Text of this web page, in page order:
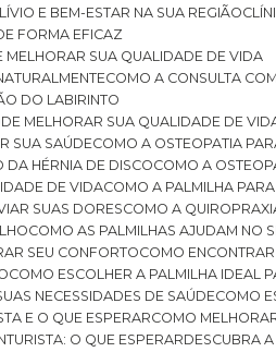
E BEM-ESTAR NA SUA REGIÃO
FORMA EFICAZ
MELHORAR SUA QUALIDADE DE VIDA
COMO A CONSULTA
DO LABIRINTO
MELHORAR SUA QUALIDADE DE
SUA SAÚDE
COMO A OSTEOPATIA
DA HÉRNIA DE DISCO
COMO A
DE VIDA
COMO A PALMILHA
SUAS DORES
COMO A
COMO AS PALMILHAS AJUDAM NO
SEU CONFORTO
COMO
COMO ESCOLHER A PALMILHA IDEAL
NECESSIDADES DE SAÚDE
COMO
E O QUE ESPERAR
COMO
O QUE ESPERAR
DESCUBRA